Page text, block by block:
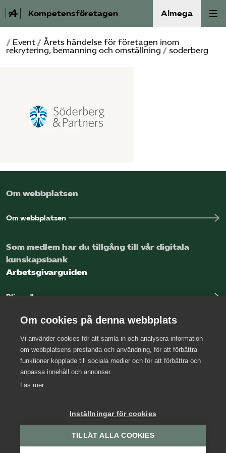
Kompetensföretagen Almega
Aktuellt
Medlemskap
Webbutik
Bli medlem
Logga in på Arbetsgivarguiden
Sök på kompetensforetagen.se
In english
/ Event / Årets händelse för företagen inom
rekrytering, bemanning och omställning / soderberg
Om webbplatsen
Om webbplatsen
Som medlem har du tillgång till vår digitala
kunskapsbank
Arbetsgivarguiden
Bli medlem
Kontakta oss
Press
Om cookies på denna webbplats
Vi använder cookies för att samla in och analysera information
om webbplatsens prestanda och användning, för att förbättra
funktioner kopplade till sociala medier och för att förbättra och
anpassa innehåll och annonser.
Läs mer
Inställningar för cookies
TILLÅT ALLA COOKIES